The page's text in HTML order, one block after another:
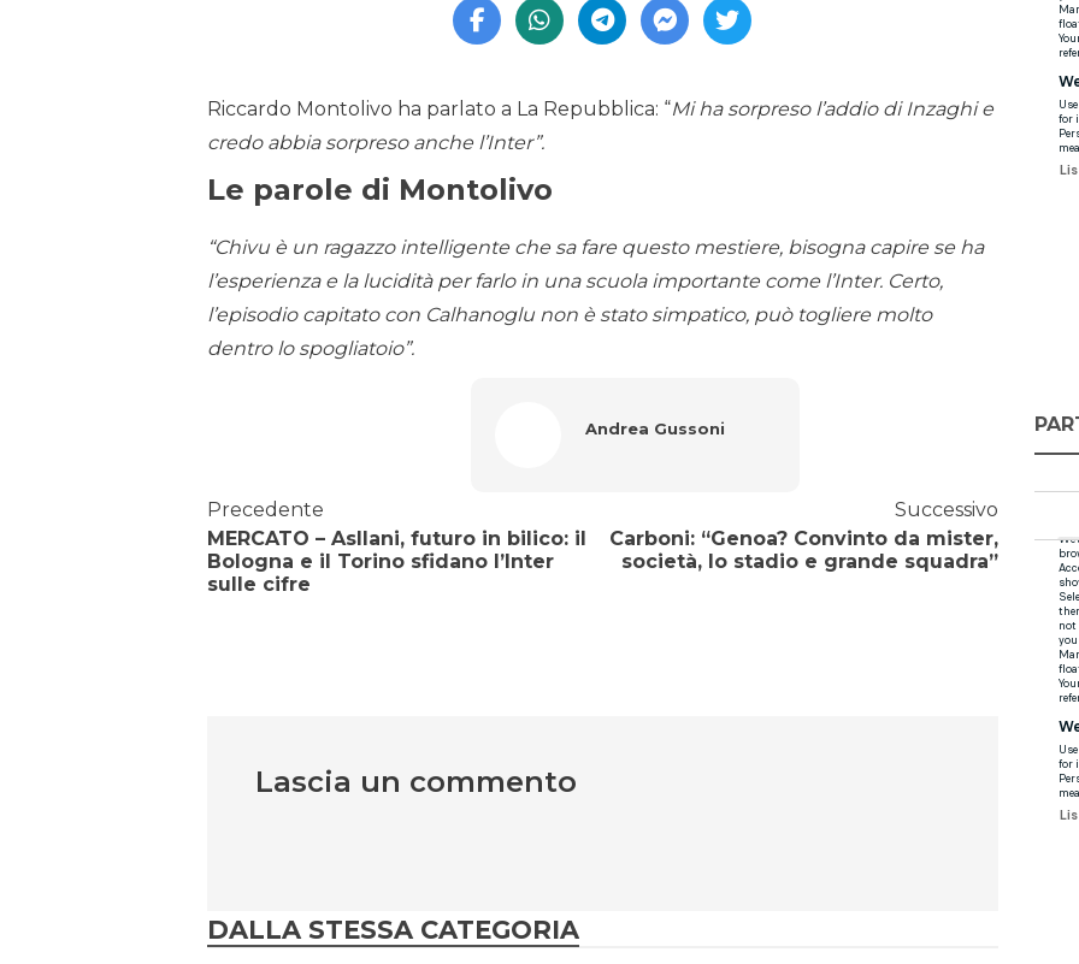
Riccardo Montolivo ha parlato a La Repubblica: “Mi ha sorpreso l’addio di Inzaghi e
credo abbia sorpreso anche l’Inter”.
Le parole di Montolivo
“Chivu è un ragazzo intelligente che sa fare questo mestiere, bisogna capire se ha
l’esperienza e la lucidità per farlo in una scuola importante come l’Inter. Certo,
l’episodio capitato con Calhanoglu non è stato simpatico, può togliere molto
dentro lo spogliatoio”.
Andrea Gussoni
Precedente
MERCATO – Asllani, futuro in bilico: il
Bologna e il Torino sfidano l’Inter
sulle cifre
Successivo
Carboni: “Genoa? Convinto da mister,
società, lo stadio e grande squadra”
Lascia un commento
DALLA STESSA CATEGORIA